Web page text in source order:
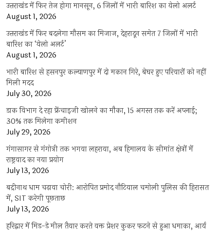
उत्तराखंड में फिर तेज होगा मानसून, 6 जिलों में भारी बारिश का येलो अलर्ट
August 1, 2026
उत्तराखंड में फिर बदलेगा मौसम का मिजाज, देहरादून समेत 7 जिलों में भारी
बारिश का ‘येलो अलर्ट’
August 1, 2026
भारी बारिश से हसनपुर कल्याणपुर में दो मकान गिरे, बेघर हुए परिवारों को नहीं
मिली मदद
July 30, 2026
डाक विभाग दे रहा फ्रेंचाइजी खोलने का मौका, 15 अगस्त तक करें अप्लाई;
30% तक मिलेगा कमीशन
July 29, 2026
गंगासागर से गंगोत्री तक भगवा लहराया, अब हिमालय के सीमांत क्षेत्रों में
राष्ट्रवाद का नया प्रयोग
July 13, 2026
बद्रीनाथ धाम चढ़ावा चोरी: आरोपित प्रमोद नौटियाल चमोली पुलिस की हिरासत
में, SIT करेगी पूछताछ
July 13, 2026
हरिद्वार में मिड-डे मील तैयार करते वक्त प्रेशर कुकर फटने से हुआ धमाका, आर्य